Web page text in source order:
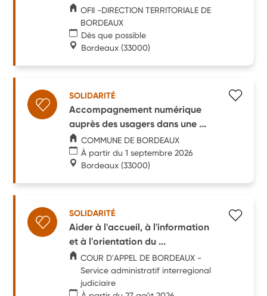
OFII -DIRECTION TERRITORIALE DE
BORDEAUX
Dès que possible
Bordeaux (33000)
SOLIDARITÉ
Accompagnement numérique
auprès des usagers dans une ...
COMMUNE DE BORDEAUX
À partir du 1 septembre 2026
Bordeaux (33000)
SOLIDARITÉ
Aider à l'accueil, à l'information
et à l'orientation du ...
COUR D'APPEL DE BORDEAUX -
Service administratif interregional
judiciaire